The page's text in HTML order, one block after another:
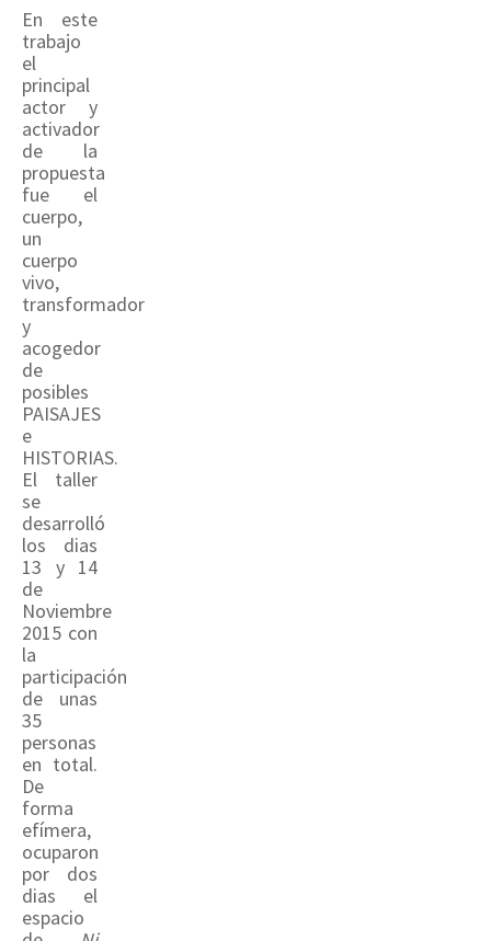
En este
trabajo
el
principal
actor y
activador
de la
propuesta
fue el
cuerpo,
un
cuerpo
vivo,
transformador
y
acogedor
de
posibles
PAISAJES
e
HISTORIAS.
El taller
se
desarrolló
los dias
13 y 14
de
Noviembre
2015 con
la
participación
de unas
35
personas
en total.
De
forma
efímera,
ocuparon
por dos
dias el
espacio